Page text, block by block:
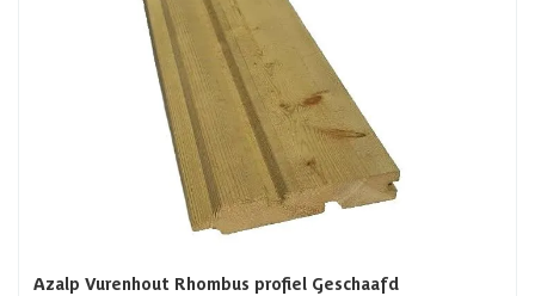
Azalp Vurenhout Rhombus profiel Geschaafd